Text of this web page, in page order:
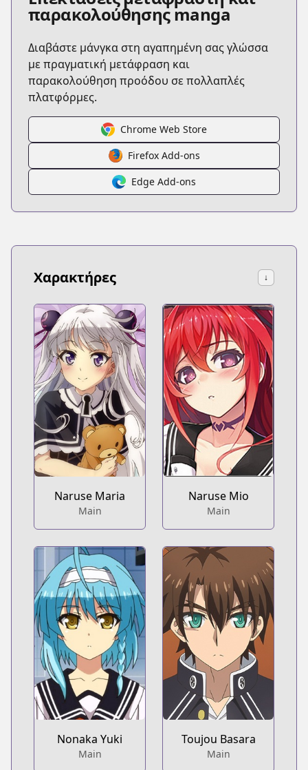
παρακολούθησης manga
Διαβάστε μάνγκα στη αγαπημένη σας γλώσσα
με πραγματική μετάφραση και
παρακολούθηση προόδου σε πολλαπλές
πλατφόρμες.
Chrome Web Store
Firefox Add-ons
Edge Add-ons
Χαρακτήρες ↓
Naruse Maria
Main
Naruse Mio
Main
Nonaka Yuki
Main
Toujou Basara
Main